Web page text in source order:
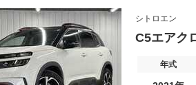
シトロエン
C5エアク
年式